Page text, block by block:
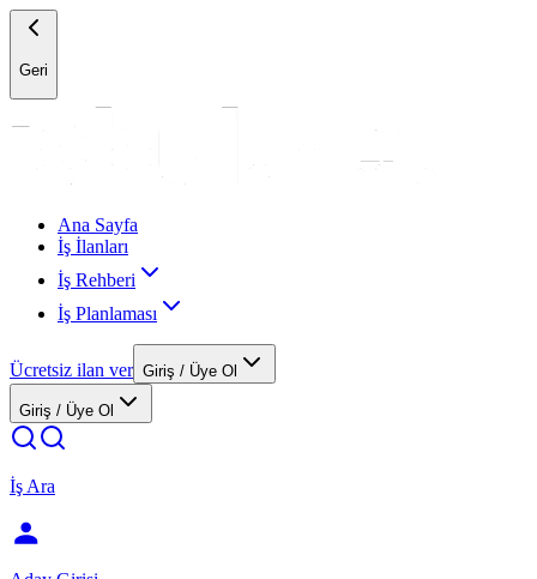
Geri
Ana Sayfa
İş İlanları
İş Rehberi
İş Planlaması
Ücretsiz ilan ver Giriş / Üye Ol
Giriş / Üye Ol
İş Ara